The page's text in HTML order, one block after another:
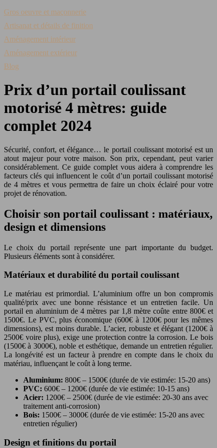
Gros oeuvre et maçonnerie
Artisanat et détails de finition
Aménagement intérieur
Aménagement extérieur
Blog
Prix d’un portail coulissant
motorisé 4 mètres: guide
complet 2024
Sécurité, confort, et élégance… le portail coulissant motorisé est un
atout majeur pour votre maison. Son prix, cependant, peut varier
considérablement. Ce guide complet vous aidera à comprendre les
facteurs clés qui influencent le coût d’un portail coulissant motorisé
de 4 mètres et vous permettra de faire un choix éclairé pour votre
projet de rénovation.
Choisir son portail coulissant : matériaux,
design et dimensions
Le choix du portail représente une part importante du budget.
Plusieurs éléments sont à considérer.
Matériaux et durabilité du portail coulissant
Le matériau est primordial. L’aluminium offre un bon compromis
qualité/prix avec une bonne résistance et un entretien facile. Un
portail en aluminium de 4 mètres par 1,8 mètre coûte entre 800€ et
1500€. Le PVC, plus économique (600€ à 1200€ pour les mêmes
dimensions), est moins durable. L’acier, robuste et élégant (1200€ à
2500€ voire plus), exige une protection contre la corrosion. Le bois
(1500€ à 3000€), noble et esthétique, demande un entretien régulier.
La longévité est un facteur à prendre en compte dans le choix du
matériau, influençant le coût à long terme.
Aluminium: 800€ – 1500€ (durée de vie estimée: 15-20 ans)
PVC: 600€ – 1200€ (durée de vie estimée: 10-15 ans)
Acier: 1200€ – 2500€ (durée de vie estimée: 20-30 ans avec
traitement anti-corrosion)
Bois: 1500€ – 3000€ (durée de vie estimée: 15-20 ans avec
entretien régulier)
Design et finitions du portail